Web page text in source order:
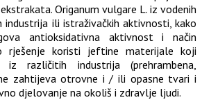
Origanum vulgare L. iz vodenih
industrija ili istraživačkih aktivnosti, kako
antioksidativna aktivnost i način
rješenje koristi jeftine materijale koji
različitih industrija (prehrambena,
zahtijeva otrovne i / ili opasne tvari i
djelovanje na okoliš i zdravlje ljudi.